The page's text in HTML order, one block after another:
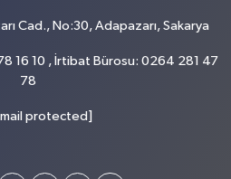
Cad., No:30, Adapazarı, Sakarya
16 10 , İrtibat Bürosu: 0264 281 47
78
protected]